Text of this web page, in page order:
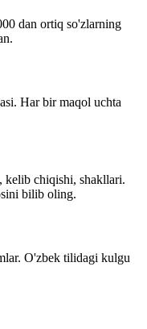
dan ortiq so'zlarning
Har bir maqol uchta
kelib chiqishi, shakllari.
bilib oling.
O'zbek tilidagi kulgu